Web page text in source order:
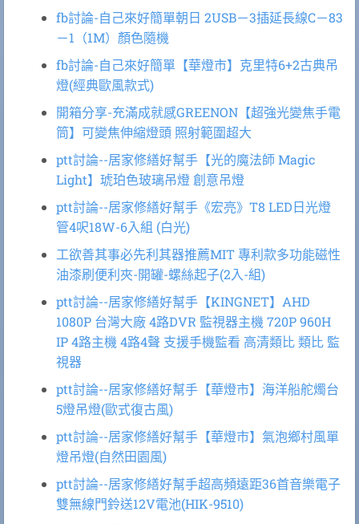
fb討論-自己來好簡單朝日 2USB－3插延長線C－83
－1（1M）顏色隨機
fb討論-自己來好簡單【華燈市】克里特6+2古典吊
燈(經典歐風款式)
開箱分享-充滿成就感GREENON【超強光變焦手電
筒】可變焦伸縮燈頭 照射範圍超大
ptt討論--居家修繕好幫手【光的魔法師 Magic
Light】琥珀色玻璃吊燈 創意吊燈
ptt討論--居家修繕好幫手《宏亮》T8 LED日光燈
管4呎18W-6入組 (白光)
工欲善其事必先利其器推薦MIT 專利款多功能磁性
油漆刷便利夾-開罐-螺絲起子(2入-組)
ptt討論--居家修繕好幫手【KINGNET】AHD
1080P 台灣大廠 4路DVR 監視器主機 720P 960H
IP 4路主機 4路4聲 支援手機監看 高清類比 類比 監
視器
ptt討論--居家修繕好幫手【華燈市】海洋船舵燭台
5燈吊燈(歐式復古風)
ptt討論--居家修繕好幫手【華燈市】氣泡鄉村風單
燈吊燈(自然田園風)
ptt討論--居家修繕好幫手超高頻遠距36首音樂電子
雙無線門鈴送12V電池(HIK-9510)